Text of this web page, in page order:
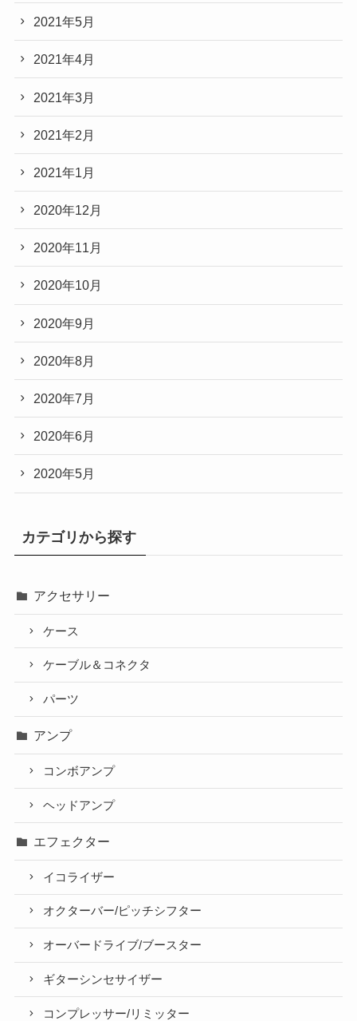
2021年5月
2021年4月
2021年3月
2021年2月
2021年1月
2020年12月
2020年11月
2020年10月
2020年9月
2020年8月
2020年7月
2020年6月
2020年5月
カテゴリから探す
アクセサリー
ケース
ケーブル＆コネクタ
パーツ
アンプ
コンボアンプ
ヘッドアンプ
エフェクター
イコライザー
オクターバー/ピッチシフター
オーバードライブ/ブースター
ギターシンセサイザー
コンプレッサー/リミッター